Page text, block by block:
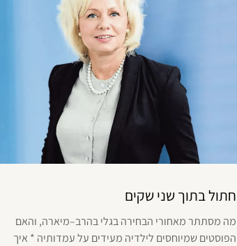
חתול בתוך שני שקים
מה מסתתר מאחורי הבחירה בגלי בהרב–מיארה, והאם
הפוסטים שמיוחסים לילדיה מעידים על עמדותיה * איך